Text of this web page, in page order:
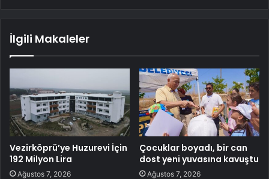
İlgili Makaleler
Vezirköprü’ye Huzurevi İçin
192 Milyon Lira
Ağustos 7, 2026
Çocuklar boyadı, bir can
dost yeni yuvasına kavuştu
Ağustos 7, 2026